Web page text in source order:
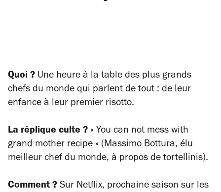
Quoi ? Une heure à la table des plus grands
chefs du monde qui parlent de tout : de leur
enfance à leur premier risotto.
La réplique culte ? « You can not mess with
grand mother recipe » (Massimo Bottura, élu
meilleur chef du monde, à propos de tortellinis).
Comment ? Sur Netflix, prochaine saison sur les